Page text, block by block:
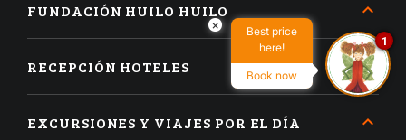
FUNDACIÓN HUILO HUILO
RECEPCIÓN HOTELES
EXCURSIONES Y VIAJES POR EL DÍA
×
Best price
here!
Book now
1